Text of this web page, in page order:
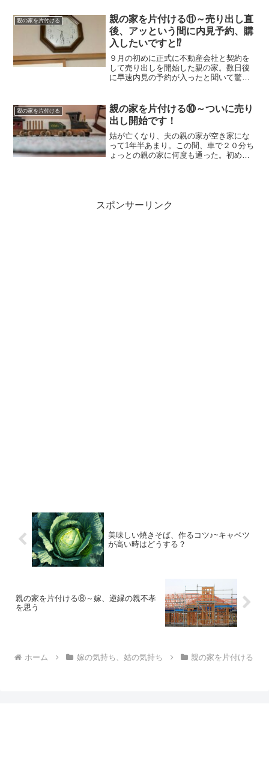
してあった野菜は処分。仏...
親の家を片付ける
親の家を片付ける⑪～売り出し直
後、アッという間に内見予約、購
入したいですと⁉
９月の初めに正式に不動産会社と契約を
して売り出しを開始した親の家。数日後
に早速内見の予約が入ったと聞いて驚い
跡ってあるんだ・・・(^^;激安プライスま
でどんどん値下げを...
親の家を片付ける
親の家を片付ける⑩～ついに売り
出し開始です！
姑が亡くなり、夫の親の家が空き家にな
って1年半あまり。この間、車で２０分ち
ょっとの親の家に何度も通った。初めの
スポンサーリンク
美味しい焼きそば、作るコツ♪~キャベツ
が高い時はどうする？
親の家を片付ける⑧～嫁、逆縁の親不孝
を思う
ホーム 嫁の気持ち、姑の気持ち 親の家を片付ける